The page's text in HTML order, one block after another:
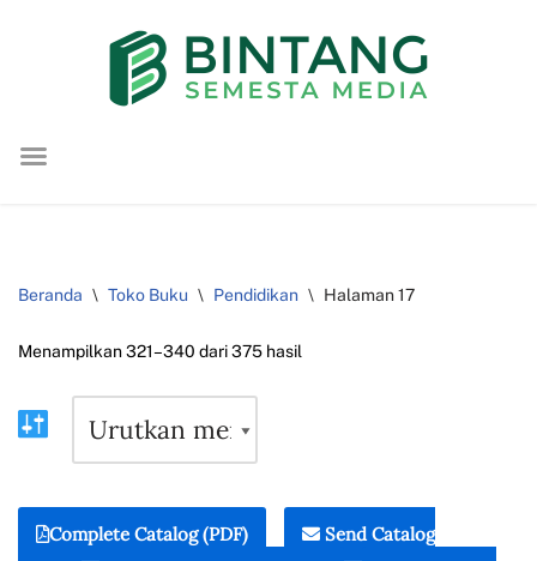
konten
Beranda \ Toko Buku \ Pendidikan \ Halaman 17
Menampilkan 321–340 dari 375 hasil
Complete Catalog (PDF)
Send Catalog